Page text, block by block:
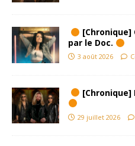
[Chronique]
par le Doc.
3 août 2026
[Chronique]
29 juillet 2026